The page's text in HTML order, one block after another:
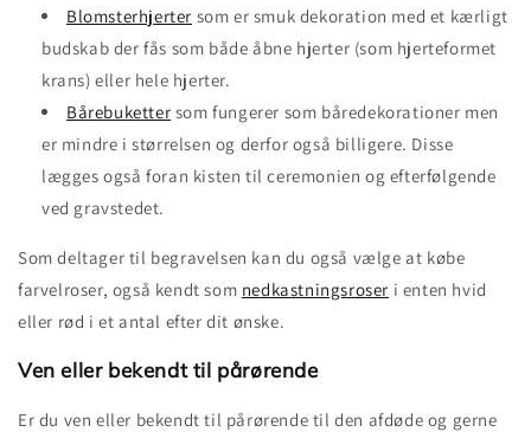
Blomsterhjerter som er smuk dekoration med et kærligt
budskab der fås som både åbne hjerter (som hjerteformet
krans) eller hele hjerter.
Bårebuketter som fungerer som båredekorationer men
er mindre i størrelsen og derfor også billigere. Disse
lægges også foran kisten til ceremonien og efterfølgende
ved gravstedet.
Som deltager til begravelsen kan du også vælge at købe
farvelroser, også kendt som nedkastningsroser i enten hvid
eller rød i et antal efter dit ønske.
Ven eller bekendt til pårørende
Er du ven eller bekendt til pårørende til den afdøde og gerne